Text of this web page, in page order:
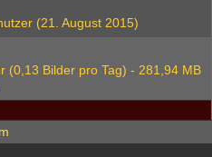
(21. August 2015)
(0,13 Bilder pro Tag) - 281,94 MB